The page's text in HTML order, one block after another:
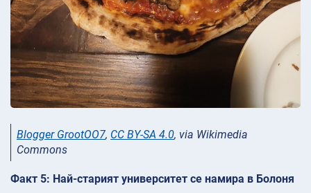
Blogger GrootOO7, CC BY-SA 4.0, via Wikimedia
Commons
Факт 5: Най-старият университет се намира в Болоня